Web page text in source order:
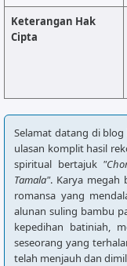
Keterangan Hak
Cipta
Selamat datang di blog
ulasan komplit hasil
spiritual bertajuk
Tamala". Karya megah
romansa yang
alunan suling bambu
kepedihan batiniah,
seseorang yang
telah menjauh dan